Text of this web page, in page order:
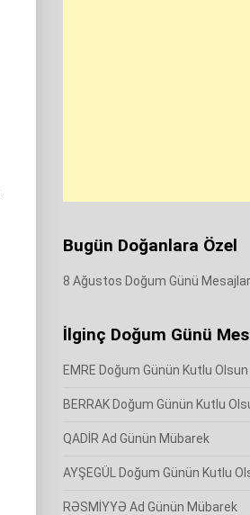
Bugün Doğanlara Özel
8 Ağustos Doğum Günü
İlginç Doğum Günü
EMRE Doğum Günün Kutlu Olsun
BERRAK Doğum Günün Kutlu
QADİR Ad Günün Mübarek
AYŞEGÜL Doğum Günün Kutlu
RƏSMİYYƏ Ad Günün Mübarek